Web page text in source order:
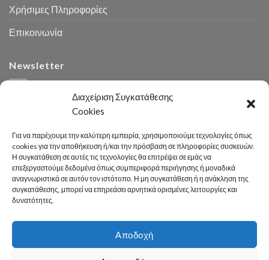
Διαχείριση Συγκατάθεσης
Cookies
Για να παρέχουμε την καλύτερη εμπειρία, χρησιμοποιούμε τεχνολογίες όπως
cookies για την αποθήκευση ή/και την πρόσβαση σε πληροφορίες συσκευών.
Η συγκατάθεση σε αυτές τις τεχνολογίες θα επιτρέψει σε εμάς να
επεξεργαστούμε δεδομένα όπως συμπεριφορά περιήγησης ή μοναδικά
αναγνωριστικά σε αυτόν τον ιστότοπο. Η μη συγκατάθεση ή η ανάκληση της
συγκατάθεσης, μπορεί να επηρεάσει αρνητικά ορισμένες λειτουργίες και
δυνατότητες.
Αποδοχή
Χρήσιμες Πληροφορίες
Επικοινωνία
Newsletter
Αναζήτηση
Developed 2026 by